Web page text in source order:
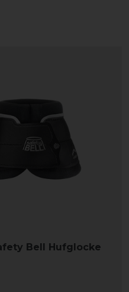
Bell Hufglocke